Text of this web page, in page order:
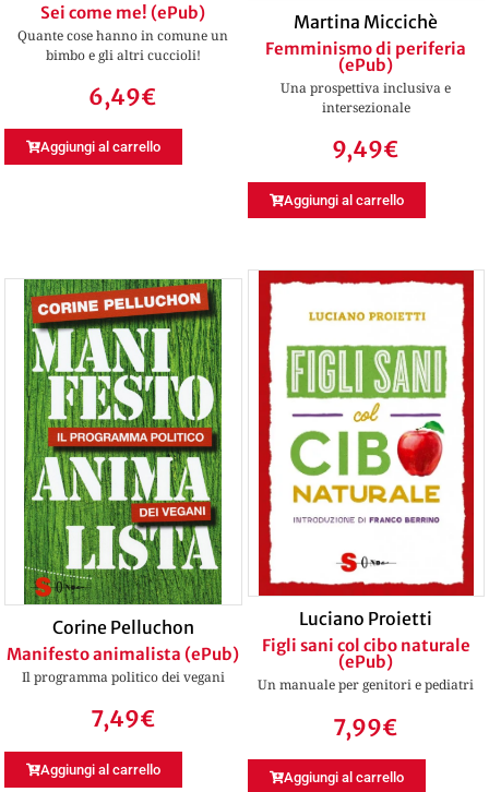
Sei come me! (ePub)
Quante cose hanno in comune un
bimbo e gli altri cuccioli!
6,49€
Aggiungi al carrello
Martina Miccichè
Femminismo di periferia
(ePub)
Una prospettiva inclusiva e
intersezionale
9,49€
Aggiungi al carrello
Corine Pelluchon
Manifesto animalista (ePub)
Il programma politico dei vegani
7,49€
Aggiungi al carrello
Luciano Proietti
Figli sani col cibo naturale
(ePub)
Un manuale per genitori e pediatri
7,99€
Aggiungi al carrello